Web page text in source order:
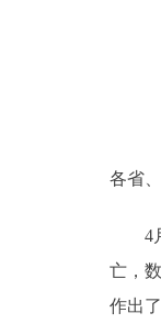
各省
4月
亡，
作出